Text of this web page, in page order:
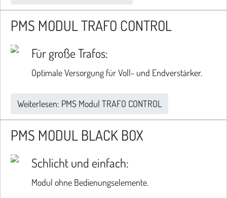
PMS MODUL TRAFO CONTROL
Für große Trafos:
Optimale Versorgung für Voll- und Endverstärker.
Weiterlesen: PMS Modul TRAFO CONTROL
PMS MODUL BLACK BOX
Schlicht und einfach:
Modul ohne Bedienungselemente.